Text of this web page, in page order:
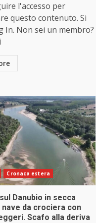
l'accesso per
questo contenuto. Si
In. Non sei un membro?
Cronaca estera
Danubio in secca
nave da crociera con
Scafo alla deriva